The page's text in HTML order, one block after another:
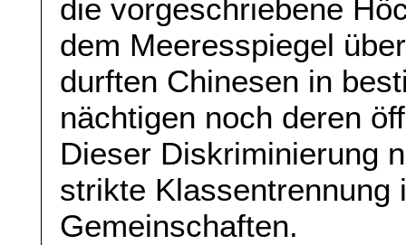
die vorgeschriebene
dem Meeresspiegel
durften Chinesen in
nächtigen noch deren
Dieser Diskriminierung
strikte Klassentrennung
Gemeinschaften.